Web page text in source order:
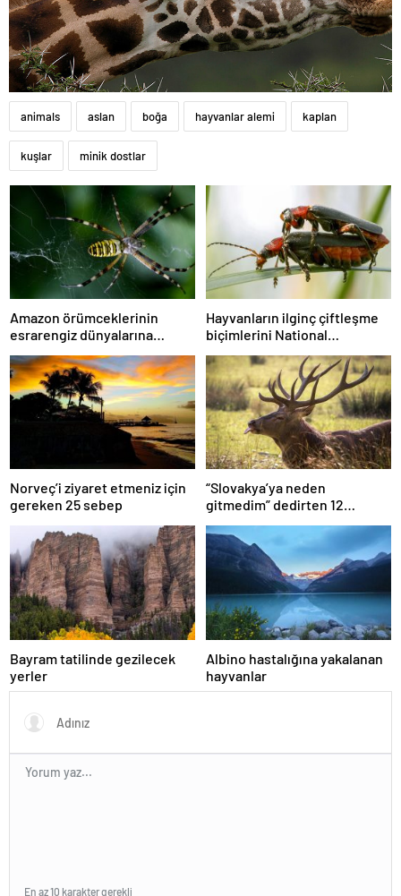
animals aslan boğa hayvanlar alemi kaplan
kuşlar minik dostlar
Amazon örümceklerinin
esrarengiz dünyalarına
gitmeye hazır olun.
Hayvanların ilginç çiftleşme
biçimlerini National
Geographic görüntüledi.
Norveç’i ziyaret etmeniz için
gereken 25 sebep
“Slovakya’ya neden
gitmedim” dedirten 12
fotoğraf
Bayram tatilinde gezilecek
yerler
Albino hastalığına yakalanan
hayvanlar
En az 10 karakter gerekli